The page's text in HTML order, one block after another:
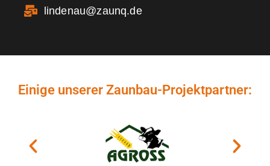
lindenau@zaunq.de
Einige unserer Zaunbau-Projektpartner: